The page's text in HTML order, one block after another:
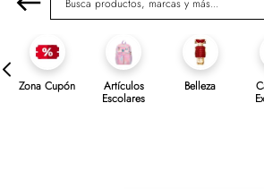
Zona Cupón Artículos
Escolares
Belleza